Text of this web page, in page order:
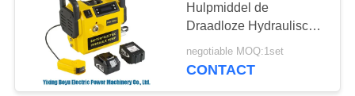
SITEMAP
PRIVACYDe antikabel van de
28
Hulpmiddel de
Draadloze Hydraulische
Pomp van de
Transmissielijn
negotiable MOQ:1set
CONTACT